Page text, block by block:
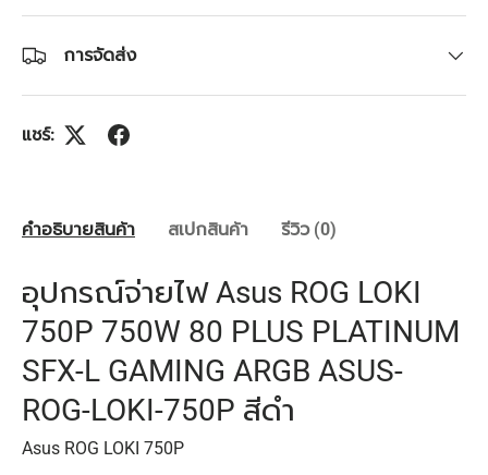
การจัดส่ง
แชร์:
คำอธิบายสินค้า สเปกสินค้า รีวิว (0)
อุปกรณ์จ่ายไฟ Asus ROG LOKI
750P 750W 80 PLUS PLATINUM
SFX-L GAMING ARGB ASUS-
ROG-LOKI-750P สีดำ
Asus ROG LOKI 750P